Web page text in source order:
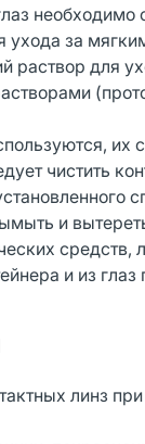
за
раствор для
чистить
и
и из
линз